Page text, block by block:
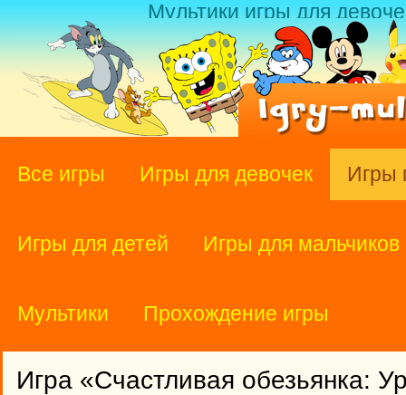
Мультики игры для
Все игры Игры для девочек Игры
Игры для детей Игры для мальчиков
Мультики Прохождение игры
Игра «Счастливая обезьянка: